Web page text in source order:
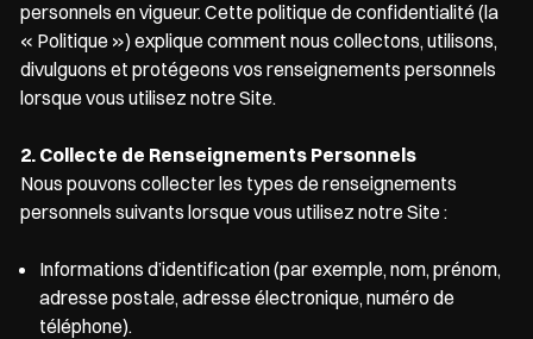
personnels en vigueur. Cette politique de confidentialité (la
« Politique ») explique comment nous collectons, utilisons,
divulguons et protégeons vos renseignements personnels
lorsque vous utilisez notre Site.
2. Collecte de Renseignements Personnels
Nous pouvons collecter les types de renseignements
personnels suivants lorsque vous utilisez notre Site :
Informations d’identification (par exemple, nom, prénom,
adresse postale, adresse électronique, numéro de
téléphone).